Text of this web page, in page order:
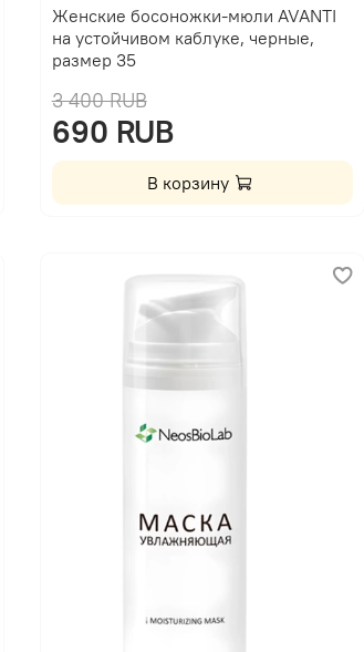
Женские босоножки-мюли AVANTI
на устойчивом каблуке, черные,
размер 35
3 400 RUB
690 RUB
В корзину